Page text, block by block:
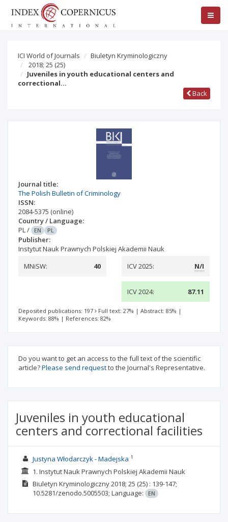
ICI World of Journals
Biuletyn Kryminologiczny
2018; 25 (25)
Juveniles in youth educational centers and
correctional…
Back
Journal title:
The Polish Bulletin of Criminology
ISSN:
2084-5375 (online)
Country / Language:
PL/ EN PL
Publisher:
Instytut Nauk Prawnych Polskiej Akademii Nauk
MNiSW:
40 ICV 2025: N/I
ICV 2024: 87.11
Deposited publications: 197 Full text: 27% | Abstract: 85% |
Keywords: 88% | References: 82%
Do you want to get an access to the full text of the scientific
article?Please send requestto the Journal's Representative.
Juveniles in youth educational
centers and correctional facilities
Justyna Włodarczyk - Madejska 1
1. Instytut Nauk Prawnych Polskiej Akademii Nauk
Biuletyn Kryminologiczny2018; 25 (25) : 139-147;
10.5281/zenodo.5005503; Language: EN